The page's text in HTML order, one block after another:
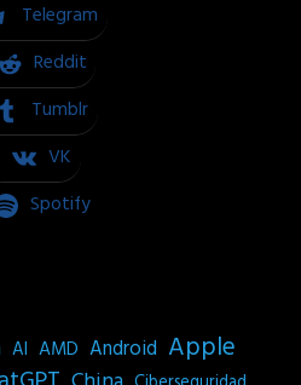
Telegram
Reddit
Tumblr
VK
Spotify
AI AMD Android Apple